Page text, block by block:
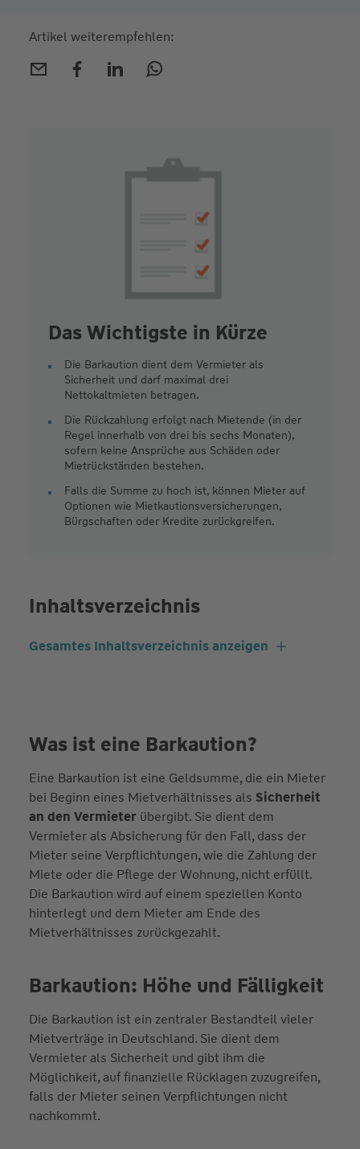
Artikel weiterempfehlen:
Das Wichtigste in Kürze
Die Barkaution dient dem Vermieter als
Sicherheit und darf maximal drei
Nettokaltmieten betragen.
Die Rückzahlung erfolgt nach Mietende (in der
Regel innerhalb von drei bis sechs Monaten),
sofern keine Ansprüche aus Schäden oder
Mietrückständen bestehen.
Falls die Summe zu hoch ist, können Mieter auf
Optionen wie Mietkautionsversicherungen,
Bürgschaften oder Kredite zurückgreifen.
Inhaltsverzeichnis
Gesamtes Inhaltsverzeichnis anzeigen
Was ist eine Barkaution?
Eine Barkaution ist eine Geldsumme, die ein Mieter
bei Beginn eines Mietverhältnisses als Sicherheit
an den Vermieter übergibt. Sie dient dem
Vermieter als Absicherung für den Fall, dass der
Mieter seine Verpflichtungen, wie die Zahlung der
Miete oder die Pflege der Wohnung, nicht erfüllt.
Die Barkaution wird auf einem speziellen Konto
hinterlegt und dem Mieter am Ende des
Mietverhältnisses zurückgezahlt.
Barkaution: Höhe und Fälligkeit
Die Barkaution ist ein zentraler Bestandteil vieler
Mietverträge in Deutschland. Sie dient dem
Vermieter als Sicherheit und gibt ihm die
Möglichkeit, auf finanzielle Rücklagen zuzugreifen,
falls der Mieter seinen Verpflichtungen nicht
nachkommt.